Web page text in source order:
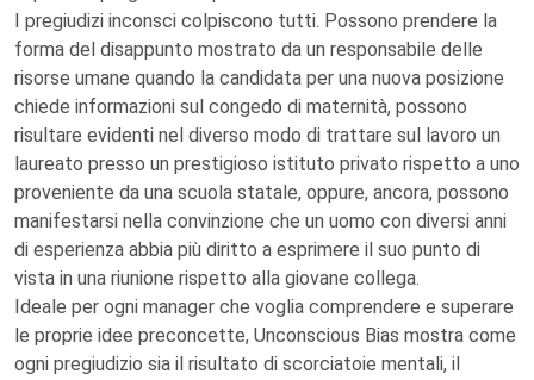
I pregiudizi inconsci colpiscono tutti. Possono prendere la
forma del disappunto mostrato da un responsabile delle
risorse umane quando la candidata per una nuova posizione
chiede informazioni sul congedo di maternità, possono
risultare evidenti nel diverso modo di trattare sul lavoro un
laureato presso un prestigioso istituto privato rispetto a uno
proveniente da una scuola statale, oppure, ancora, possono
manifestarsi nella convinzione che un uomo con diversi anni
di esperienza abbia più diritto a esprimere il suo punto di
vista in una riunione rispetto alla giovane collega.
Ideale per ogni manager che voglia comprendere e superare
le proprie idee preconcette, Unconscious Bias mostra come
ogni pregiudizio sia il risultato di scorciatoie mentali, il